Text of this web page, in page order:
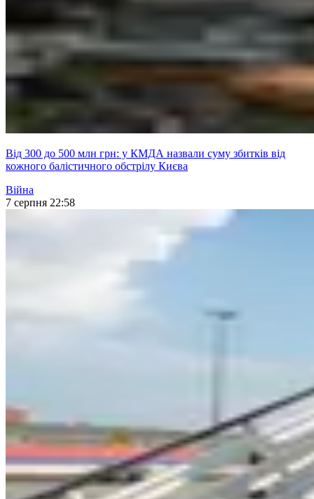
Від 300 до 500 млн грн: у КМДА назвали суму збитків від
кожного балістичного обстрілу Києва
Війна
7 серпня 22:58